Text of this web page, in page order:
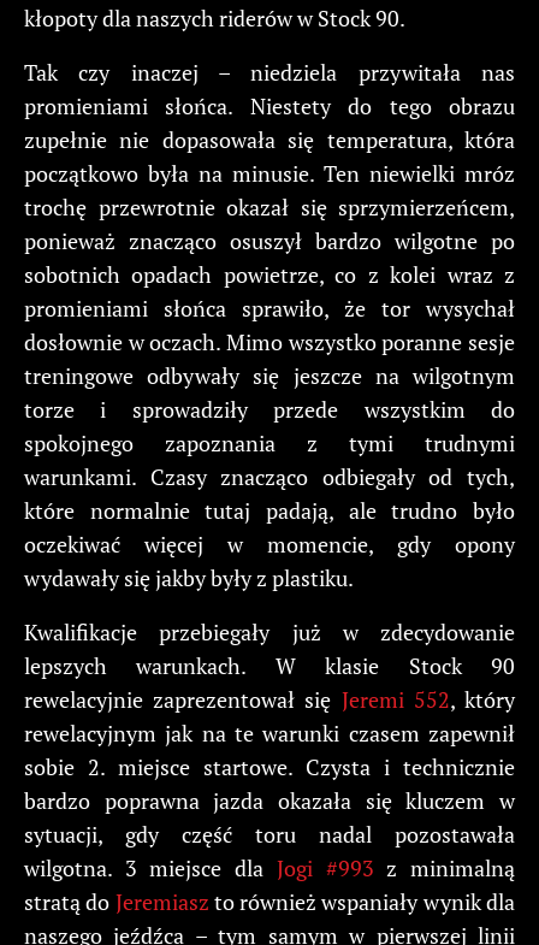
kłopoty dla naszych riderów w Stock 90.
Tak czy inaczej – niedziela przywitała nas
promieniami słońca. Niestety do tego obrazu
zupełnie nie dopasowała się temperatura, która
początkowo była na minusie. Ten niewielki mróz
trochę przewrotnie okazał się sprzymierzeńcem,
ponieważ znacząco osuszył bardzo wilgotne po
sobotnich opadach powietrze, co z kolei wraz z
promieniami słońca sprawiło, że tor wysychał
dosłownie w oczach. Mimo wszystko poranne sesje
treningowe odbywały się jeszcze na wilgotnym
torze i sprowadziły przede wszystkim do
spokojnego zapoznania z tymi trudnymi
warunkami. Czasy znacząco odbiegały od tych,
które normalnie tutaj padają, ale trudno było
oczekiwać więcej w momencie, gdy opony
wydawały się jakby były z plastiku.
Kwalifikacje przebiegały już w zdecydowanie
lepszych warunkach. W klasie Stock 90
rewelacyjnie zaprezentował się Jeremi 552, który
rewelacyjnym jak na te warunki czasem zapewnił
sobie 2. miejsce startowe. Czysta i technicznie
bardzo poprawna jazda okazała się kluczem w
sytuacji, gdy część toru nadal pozostawała
wilgotna. 3 miejsce dla Jogi #993 z minimalną
stratą do Jeremiasz to również wspaniały wynik dla
naszego jeźdźca – tym samym w pierwszej linii